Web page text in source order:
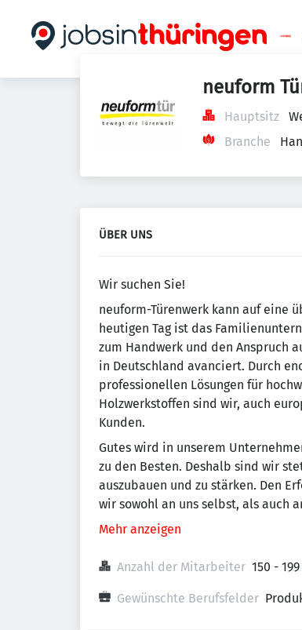
neuform
Hauptsitz
Branche
ÜBER UNS
Wir suchen Sie!
neuform-Türenwerk kann auf eine
heutigen Tag ist das
zum Handwerk und den Anspruch
in Deutschland avanciert. Durch
professionellen Lösungen für
Holzwerkstoffen sind wir, auch
Kunden.
Gutes wird in unserem
zu den Besten. Deshalb sind wir
auszubauen und zu stärken. Den
wir sowohl an uns selbst, als auch
Mehr anzeigen
Anzahl der Mitarbeiter 150 -
Gewünschte Berufsfelder